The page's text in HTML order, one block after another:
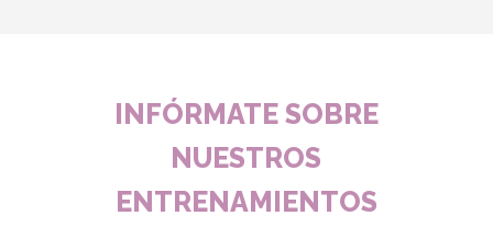
INFÓRMATE SOBRE
NUESTROS
ENTRENAMIENTOS